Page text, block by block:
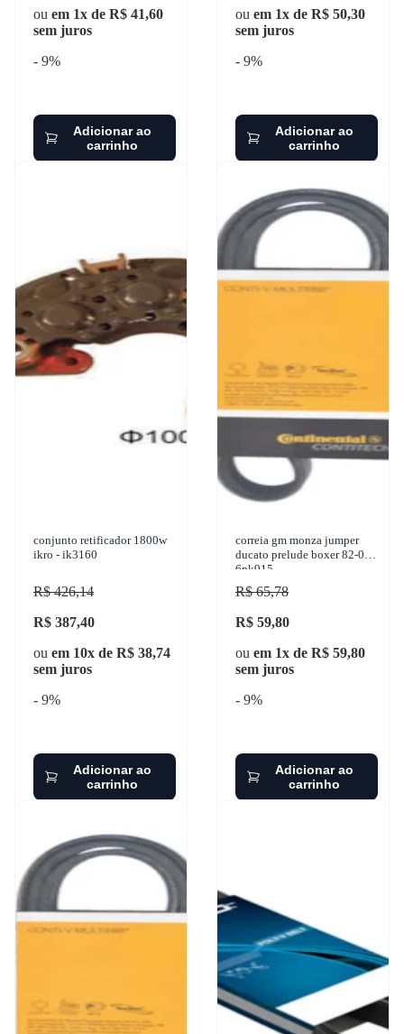
ou em 1x de R$ 41,60
sem juros
- 9%
Adicionar ao
carrinho
ou em 1x de R$ 50,30
sem juros
- 9%
Adicionar ao
carrinho
conjunto retificador 1800w
ikro - ik3160
R$ 426,14
R$ 387,40
ou em 10x de R$ 38,74
sem juros
- 9%
Adicionar ao
carrinho
correia gm monza jumper
ducato prelude boxer 82-05 -
6pk915
R$ 65,78
R$ 59,80
ou em 1x de R$ 59,80
sem juros
- 9%
Adicionar ao
carrinho